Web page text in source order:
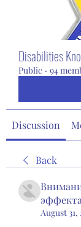
Disabilities
Public · 94
Discussion
Back
эффекта
August 31,